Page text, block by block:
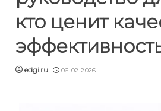
кто ценит
edgi.ru 06-02-2026